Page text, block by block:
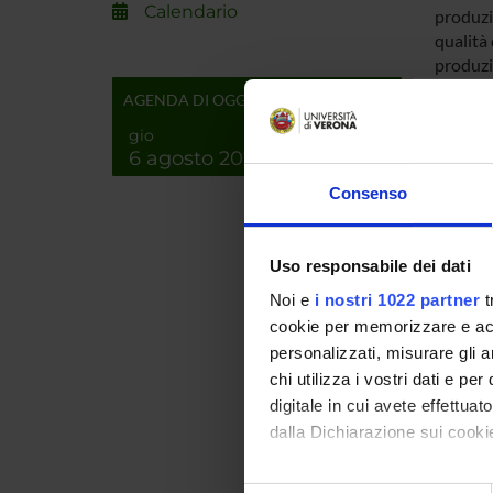
Consenso
Uso responsabile dei dati
Noi e i nostri 1022 partner
cookie per memorizzare e
personalizzati, misurare gli
chi utilizza i vostri dati e per
digitale in cui avete
dalla Dichiarazione sui
Con il tuo consenso,
Calendario
AGENDA DI OGGI
gio
6 agosto 2026
qualità
ha
di
La
MAIN